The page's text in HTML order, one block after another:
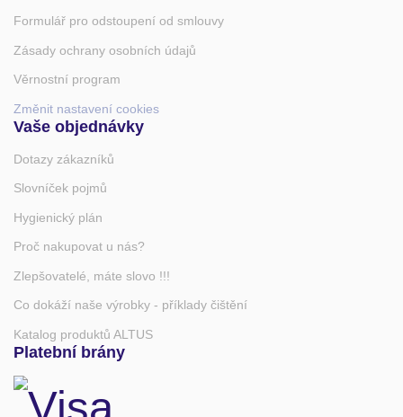
Formulář pro odstoupení od smlouvy
Zásady ochrany osobních údajů
Věrnostní program
Změnit nastavení cookies
Vaše objednávky
Dotazy zákazníků
Slovníček pojmů
Hygienický plán
Proč nakupovat u nás?
Zlepšovatelé, máte slovo !!!
Co dokáží naše výrobky - příklady čištění
Katalog produktů ALTUS
Platební brány